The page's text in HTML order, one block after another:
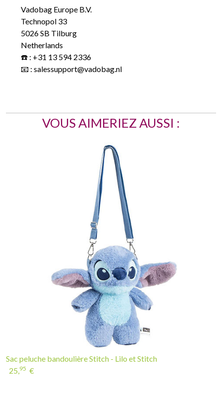
Vadobag Europe B.V.
Technopol 33
5026 SB Tilburg
Netherlands
☎️ : +31 13 594 2336
📧 : salessupport@vadobag.nl
VOUS AIMERIEZ AUSSI :
Sac peluche bandoulière Stitch - Lilo et Stitch
25,95 €